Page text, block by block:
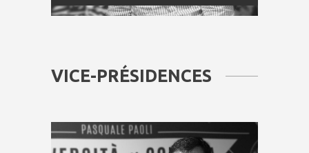
VICE-PRÉSIDENCES